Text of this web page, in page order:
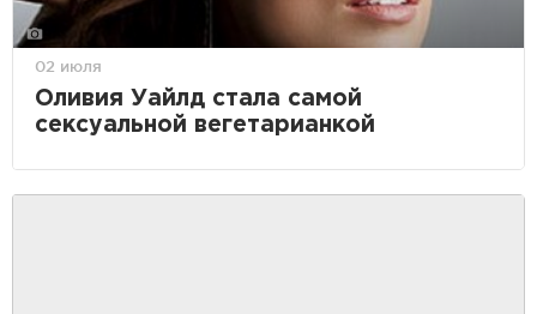
02 июля
Оливия Уайлд стала самой
сексуальной вегетарианкой